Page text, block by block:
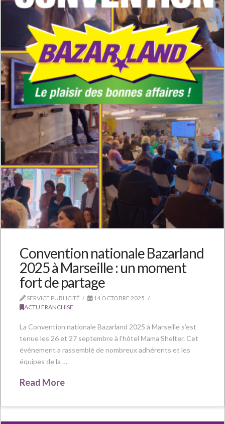
Convention nationale Bazarland
2025 à Marseille : un moment
fort de partage
SERVICE PUBLICITÉ
14 OCTOBRE 2025
ACTU FRANCHISE
La Convention nationale Bazarland 2025 à Marseille s’est
tenue les 26 et 27 septembre à l’hôtel Mama Shelter. Cet
événement a rassemblé de nombreux adhérents et les
équipes de la …
Read More